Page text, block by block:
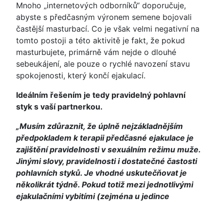
Mnoho „internetových odborníků“ doporučuje,
abyste s předčasným výronem semene bojovali
častější masturbací. Co je však velmi negativní na
tomto postoji a této aktivitě je fakt, že pokud
masturbujete, primárně vám nejde o dlouhé
sebeukájení, ale pouze o rychlé navození stavu
spokojenosti, který končí ejakulací.
Ideálním řešením je tedy pravidelný pohlavní
styk s vaší partnerkou.
„Musím zdůraznit, že úplně nejzákladnějším
předpokladem k terapii předčasné ejakulace je
zajištění pravidelnosti v sexuálním režimu muže.
Jinými slovy, pravidelnosti i dostatečné častosti
pohlavních styků. Je vhodné uskutečňovat je
několikrát týdně. Pokud totiž mezi jednotlivými
ejakulačními vybitími (zejména u jedince